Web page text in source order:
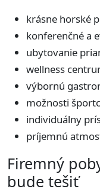
krásne horské
konferenčné a
ubytovanie
wellness
výbornú
možnosti
individuálny
príjemnú
Firemný
bude tešiť